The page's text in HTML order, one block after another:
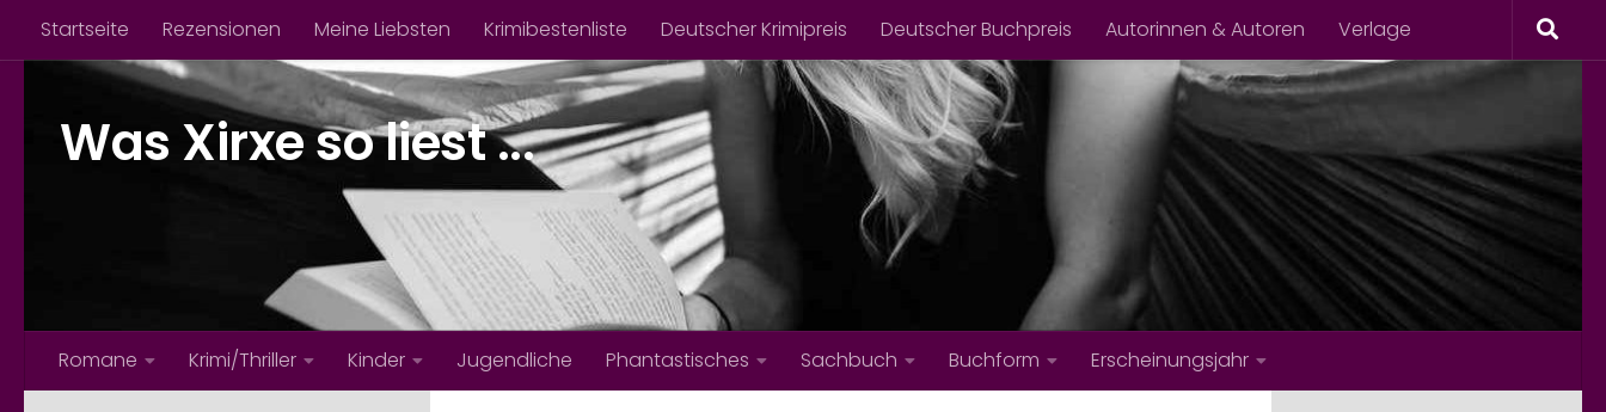
Zum Inhalt springen
Startseite Rezensionen Meine Liebsten Krimibestenliste Deutscher Krimipreis Deutscher Buchpreis Autorinnen & Autoren Verlage
Was Xirxe so liest ...
Romane Krimi/Thriller Kinder Jugendliche Phantastisches Sachbuch Buchform Erscheinungsjahr